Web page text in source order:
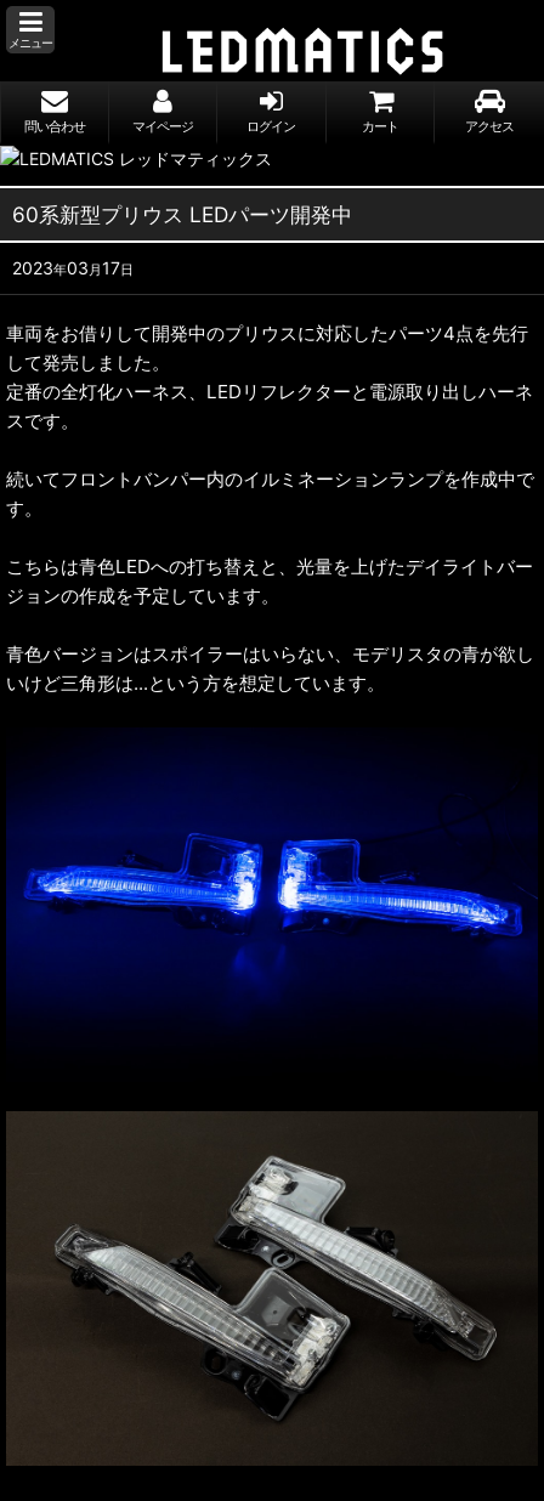
メニュー
問い合わせ マイページ ログイン カート アクセス
60系新型プリウス LEDパーツ開発中
2023年03 月17日
車両をお借りして開発中のプリウスに対応したパーツ4点を先行
して発売しました。
定番の全灯化ハーネス、LEDリフレクターと電源取り出しハーネ
スです。
続いてフロントバンパー内のイルミネーションランプを作成中で
す。
こちらは青色LEDへの打ち替えと、光量を上げたデイライトバー
ジョンの作成を予定しています。
青色バージョンはスポイラーはいらない、モデリスタの青が欲し
いけど三角形は...という方を想定しています。